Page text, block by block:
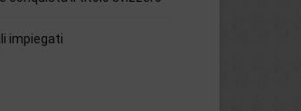
impiegati